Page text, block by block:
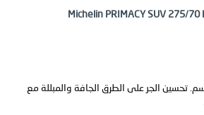
تحسين الجر على الطرق الجافة والمبللة مع